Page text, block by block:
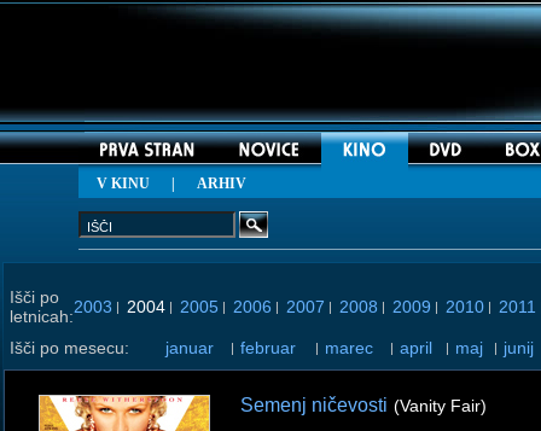
V KINU| ARHIV
Išči po
letnicah:2003 | 2004 | 2005 | 2006 | 2007 | 2008 | 2009 | 2010 | 2011
Išči po mesecu: januar | februar | marec | april | maj | junij
Semenj ničevosti (Vanity Fair)